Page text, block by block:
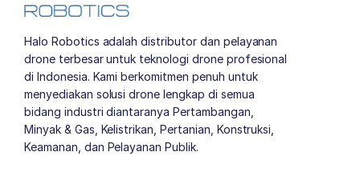
Halo Robotics adalah distributor dan pelayanan
drone terbesar untuk teknologi drone profesional
di Indonesia. Kami berkomitmen penuh untuk
menyediakan solusi drone lengkap di semua
bidang industri diantaranya Pertambangan,
Minyak & Gas, Kelistrikan, Pertanian, Konstruksi,
Keamanan, dan Pelayanan Publik.